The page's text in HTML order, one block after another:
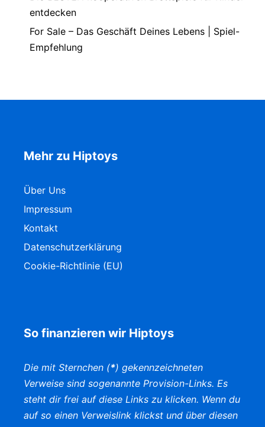
entdecken
For Sale – Das Geschäft Deines Lebens | Spiel-
Empfehlung
Mehr zu Hiptoys
Über Uns
Impressum
Kontakt
Datenschutzerklärung
Cookie-Richtlinie (EU)
So finanzieren wir Hiptoys
Die mit Sternchen (*) gekennzeichneten
Verweise sind sogenannte Provision-Links. Es
steht dir frei auf diese Links zu klicken. Wenn du
auf so einen Verweislink klickst und über diesen